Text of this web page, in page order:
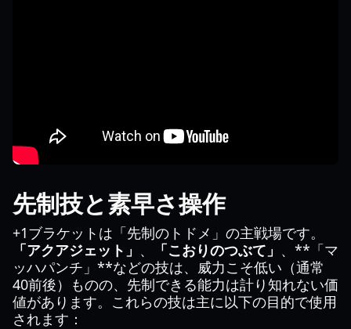
先制技と素早さ操作
+1ブラケットは「先制のトドメ」の主戦場です。
「アクアジェット」 、 「こおりのつぶて」 、**「マ
ッハパンチ」**などの技は、威力こそ低い（通常
40前後）ものの、先制できる能力は計り知れない価
値があります。これらの技は主に以下の目的で使用
されます：